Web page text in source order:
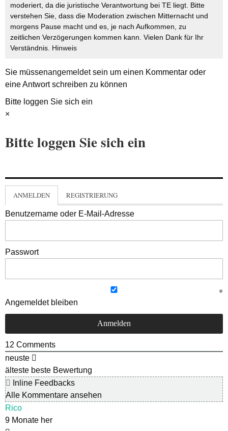
moderiert, da die juristische Verantwortung bei TE liegt. Bitte
verstehen Sie, dass die Moderation zwischen Mitternacht und
morgens Pause macht und es, je nach Aufkommen, zu
zeitlichen Verzögerungen kommen kann. Vielen Dank für Ihr
Verständnis. Hinweis
Sie müssenangemeldetsein um einen Kommentar oder
eine Antwort schreiben zu können
Bitte loggen Sie sich ein
×
Bitte loggen Sie sich ein
ANMELDEN REGISTRIERUNG
Benutzername oder E-Mail-Adresse
Passwort
Angemeldet bleiben
12 Comments
neuste
älteste beste Bewertung
Inline Feedbacks
Alle Kommentare ansehen
Rico
9 Monate her